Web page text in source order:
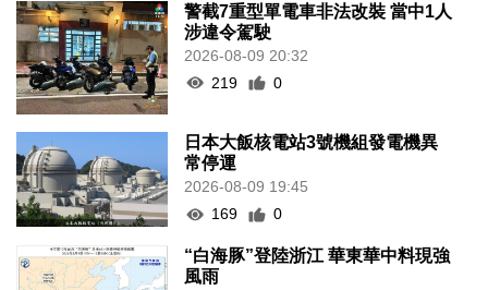
警截7重型單電車非法改裝 當中1人
涉違令駕駛
2026-08-09 20:32
219
0
日本大飯核電站3號機組發電機異
常停運
2026-08-09 19:45
169
0
“白海豚”登陸浙江 華東華中料現強
風雨